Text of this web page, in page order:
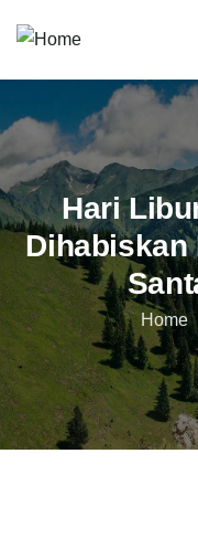
Hari
Dihabiskan
Home